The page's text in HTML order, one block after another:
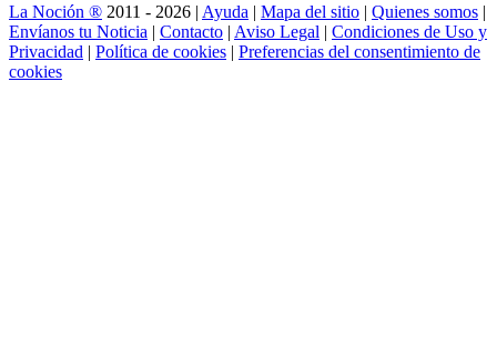
La Noción ® 2011 - 2026 | Ayuda | Mapa del sitio | Quienes somos |
Envíanos tu Noticia | Contacto | Aviso Legal | Condiciones de Uso y
Privacidad | Política de cookies | Preferencias del consentimiento de
cookies